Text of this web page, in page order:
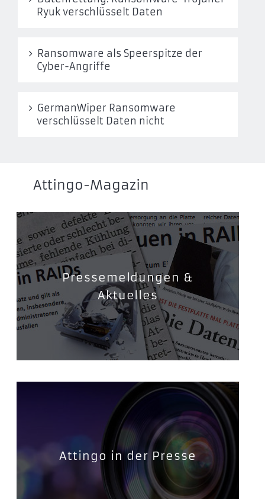
Ryuk verschlüsselt Daten
Ransomware als Speerspitze der
Cyber-Angriffe
GermanWiper Ransomware
verschlüsselt Daten nicht
Attingo-Magazin
Pressemeldungen &
Aktuelles
Attingo in der Presse